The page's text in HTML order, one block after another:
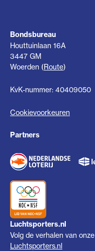
Bondsbureau
Houttuinlaan 16A
3447 GM
Woerden (Route)
KvK-nummer: 40409050
Cookievoorkeuren
Partners
Luchtsporters.nl
Volg de verhalen van
Luchtsporters.nl